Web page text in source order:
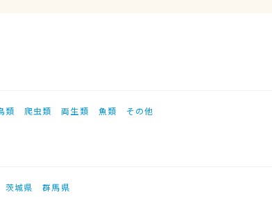
類 爬虫類 両生類 魚類 その他
茨城県
群馬県